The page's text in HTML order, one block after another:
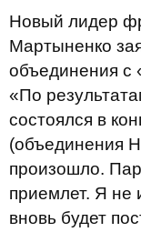
Новый лидер
Мартыненко
объединения
«По
состоялся в
(объединения
произошло.
приемлет. Я не
вновь будет